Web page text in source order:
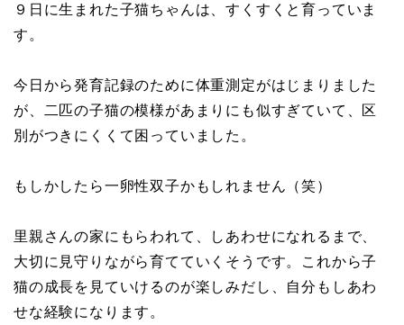
９日に生まれた子猫ちゃんは、すくすくと育っていま
す。
今日から発育記録のために体重測定がはじまりました
が、二匹の子猫の模様があまりにも似すぎていて、区
別がつきにくくて困っていました。
もしかしたら一卵性双子かもしれません（笑）
里親さんの家にもらわれて、しあわせになれるまで、
大切に見守りながら育てていくそうです。これから子
猫の成長を見ていけるのが楽しみだし、自分もしあわ
せな経験になります。